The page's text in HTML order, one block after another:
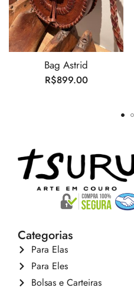
Bag Astrid
R$899.00
Categorias
Para Elas
Para Eles
Bolsas e Carteiras